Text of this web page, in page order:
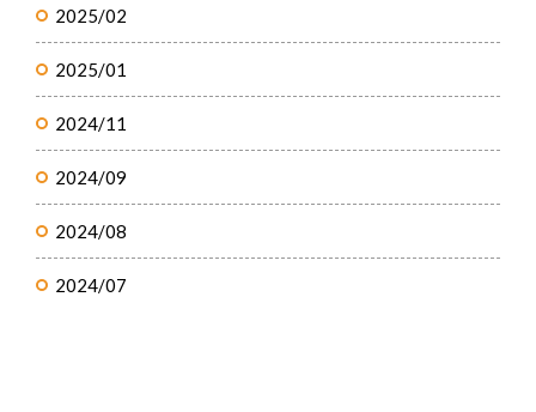
2025/02
2025/01
2024/11
2024/09
2024/08
2024/07